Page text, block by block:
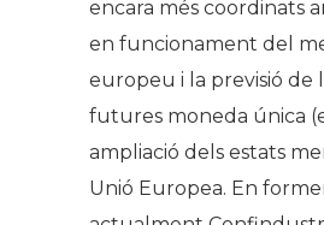
encara més coordinats
en funcionament del
europeu i la previsió de
futures moneda única
ampliació dels estats
Unió Europea. En